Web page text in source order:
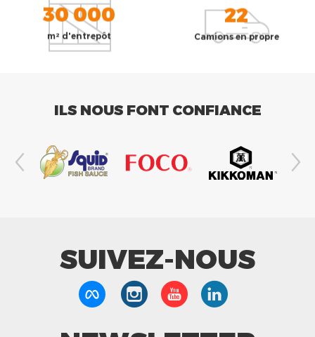
30 000
m² d'entrepôt
22
Camions en propre
ILS NOUS FONT CONFIANCE
SUIVEZ-NOUS